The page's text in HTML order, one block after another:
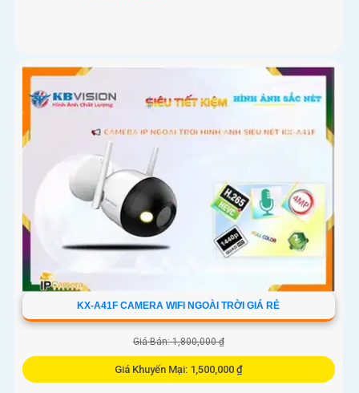
KX-A41F CAMERA WIFI NGOÀI TRỜI GIÁ RẺ
Giá Bán: 1,800,000 ₫
Giá Khuyến Mại: 1,500,000 ₫